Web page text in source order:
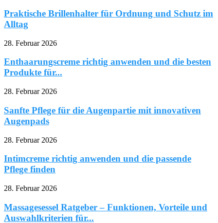
Praktische Brillenhalter für Ordnung und Schutz im
Alltag
28. Februar 2026
Enthaarungscreme richtig anwenden und die besten
Produkte für...
28. Februar 2026
Sanfte Pflege für die Augenpartie mit innovativen
Augenpads
28. Februar 2026
Intimcreme richtig anwenden und die passende
Pflege finden
28. Februar 2026
Massagesessel Ratgeber – Funktionen, Vorteile und
Auswahlkriterien für...